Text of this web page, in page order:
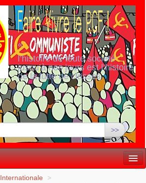
«
l’histoire de toute société
jusqu’à nos jours est l’histoire
de la lutte de classes
>>
Internationale
>